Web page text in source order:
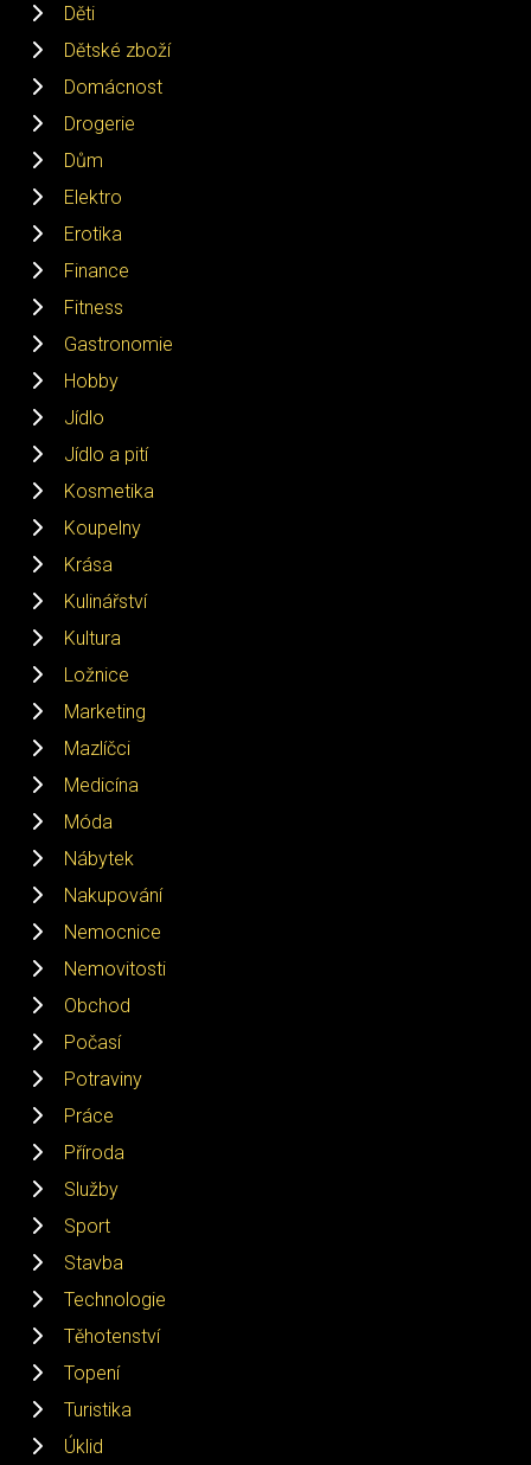
Děti
Dětské zboží
Domácnost
Drogerie
Dům
Elektro
Erotika
Finance
Fitness
Gastronomie
Hobby
Jídlo
Jídlo a pití
Kosmetika
Koupelny
Krása
Kulinářství
Kultura
Ložnice
Marketing
Mazlíčci
Medicína
Móda
Nábytek
Nakupování
Nemocnice
Nemovitosti
Obchod
Počasí
Potraviny
Práce
Příroda
Služby
Sport
Stavba
Technologie
Těhotenství
Topení
Turistika
Úklid